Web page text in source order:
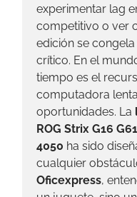
experimentar lag
competitivo o ver
edición se
crítico. En el
tiempo es el
computadora
oportunidades. La
ROG Strix G16
4050 ha sido
cualquier
Oficexpress,